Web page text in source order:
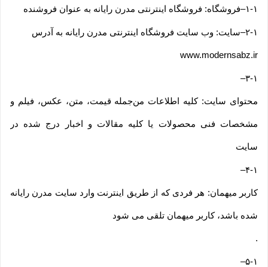
۱-۱–فروشگاه: فروشگاه اینترنتی مدرن رایانه به عنوان فروشنده
۲-۱–سایت: وب سایت فروشگاه اینترنتی مدرن رایانه به آدرس
www.modernsabz.ir
۳-۱–
محتوای سایت: کلیه اطلاعات من‌جمله قیمت، متن، عکس، فیلم و
مشخصات فنی محصولات یا کلیه مقالات و اخبار درج شده در
سایت
۴-۱–
کاربر میهمان: هر فردی که از طریق اینترنت وارد سایت مدرن رایانه
شده باشد، کاربر میهمان تلقی می شود
.
۵-۱–